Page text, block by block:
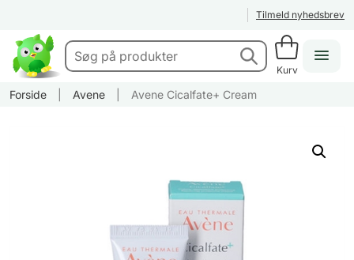
Tilmeld nyhedsbrev
Kurv
Forside Avene Avene Cicalfate+ Cream